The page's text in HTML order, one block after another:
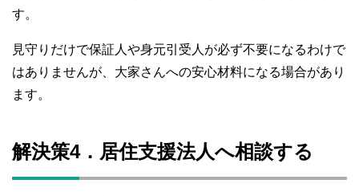
す。
見守りだけで保証人や身元引受人が必ず不要になるわけで
はありませんが、大家さんへの安心材料になる場合があり
ます。
解決策4．居住支援法人へ相談する